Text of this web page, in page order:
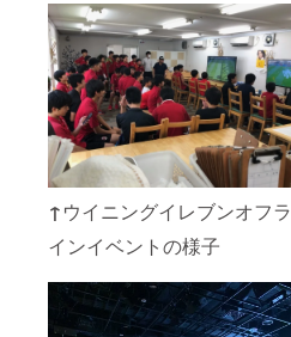
↑ウイニングイレブンオフラ
インイベントの様子